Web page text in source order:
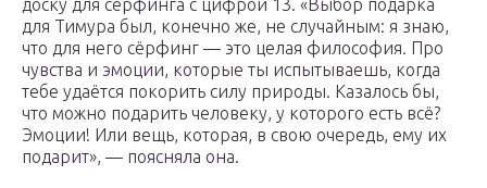
доску для серфинга с цифрой 13. «Выбор подарка
для Тимура был, конечно же, не случайным: я знаю,
что для него сёрфинг — это целая философия. Про
чувства и эмоции, которые ты испытываешь, когда
тебе удаётся покорить силу природы. Казалось бы,
что можно подарить человеку, у которого есть всё?
Эмоции! Или вещь, которая, в свою очередь, ему их
подарит», — поясняла она.